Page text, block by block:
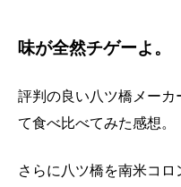
味が全然チゲーよ。
評判の良い八ツ橋メーカ
て食べ比べてみた感想。
さらに八ツ橋を南米コ